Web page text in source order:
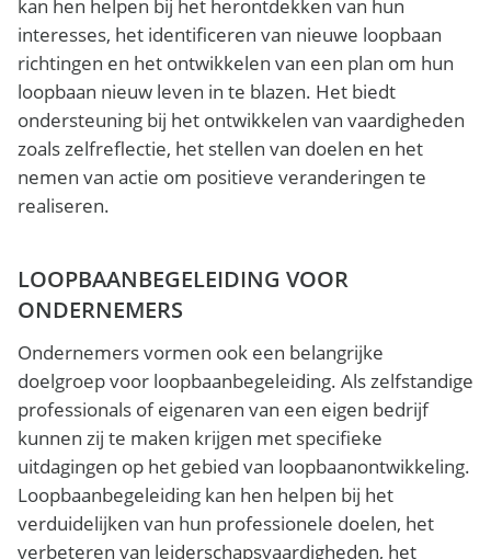
kan hen helpen bij het herontdekken van hun
interesses, het identificeren van nieuwe loopbaan
richtingen en het ontwikkelen van een plan om hun
loopbaan nieuw leven in te blazen. Het biedt
ondersteuning bij het ontwikkelen van vaardigheden
zoals zelfreflectie, het stellen van doelen en het
nemen van actie om positieve veranderingen te
realiseren.
LOOPBAANBEGELEIDING VOOR
ONDERNEMERS
Ondernemers vormen ook een belangrijke
doelgroep voor loopbaanbegeleiding. Als zelfstandige
professionals of eigenaren van een eigen bedrijf
kunnen zij te maken krijgen met specifieke
uitdagingen op het gebied van loopbaanontwikkeling.
Loopbaanbegeleiding kan hen helpen bij het
verduidelijken van hun professionele doelen, het
verbeteren van leiderschapsvaardigheden, het